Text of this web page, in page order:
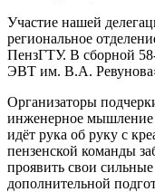
Участие нашей
региональное
ПензГТУ. В сборной
ЭВТ им. В.А.
Организаторы
инженерное мышление
идёт рука об руку с
пензенской команды
проявить свои
дополнительной